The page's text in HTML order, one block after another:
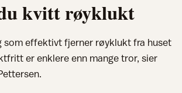
kvitt røyklukt
som effektivt fjerner røyklukt fra huset
er enklere enn mange tror, sier